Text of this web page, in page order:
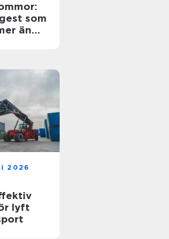
som
än
2026
lyft